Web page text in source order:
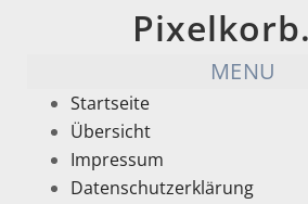
MENU
Startseite
Übersicht
Impressum
Datenschutzerklärung